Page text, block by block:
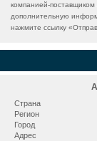
компанией-
дополнительную
нажмите ссылку «
Страна
Регион
Город
Адрес